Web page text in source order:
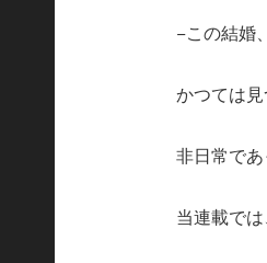
−この結婚
かつては
非日常で
当連載で